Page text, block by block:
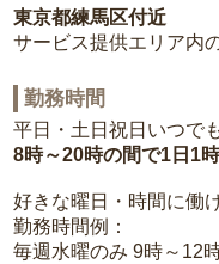
東京都練馬区付近
サービス提供エリア内
勤務時間
平日・土日祝日いつで
8時～20時の間で1日1
好きな曜日・時間に働
勤務時間例：
毎週水曜のみ 9時～12